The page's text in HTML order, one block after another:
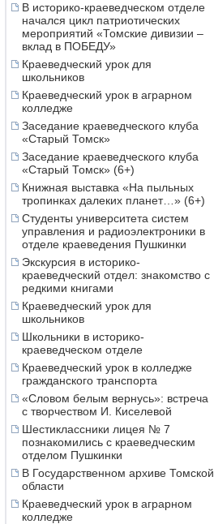
В историко-краеведческом отделе
начался цикл патриотических
мероприятий «Томские дивизии –
вклад в ПОБЕДУ»
Краеведческий урок для
школьников
Краеведческий урок в аграрном
колледже
Заседание краеведческого клуба
«Старый Томск»
Заседание краеведческого клуба
«Старый Томск» (6+)
Книжная выставка «На пыльных
тропинках далеких планет…» (6+)
Студенты университета систем
управления и радиоэлектроники в
отделе краеведения Пушкинки
Экскурсия в историко-
краеведческий отдел: знакомство с
редкими книгами
Краеведческий урок для
школьников
Школьники в историко-
краеведческом отделе
Краеведческий урок в колледже
гражданского транспорта
«Словом белым вернусь»: встреча
с творчеством И. Киселевой
Шестиклассники лицея № 7
познакомились с краеведческим
отделом Пушкинки
В Государственном архиве Томской
области
Краеведческий урок в аграрном
колледже